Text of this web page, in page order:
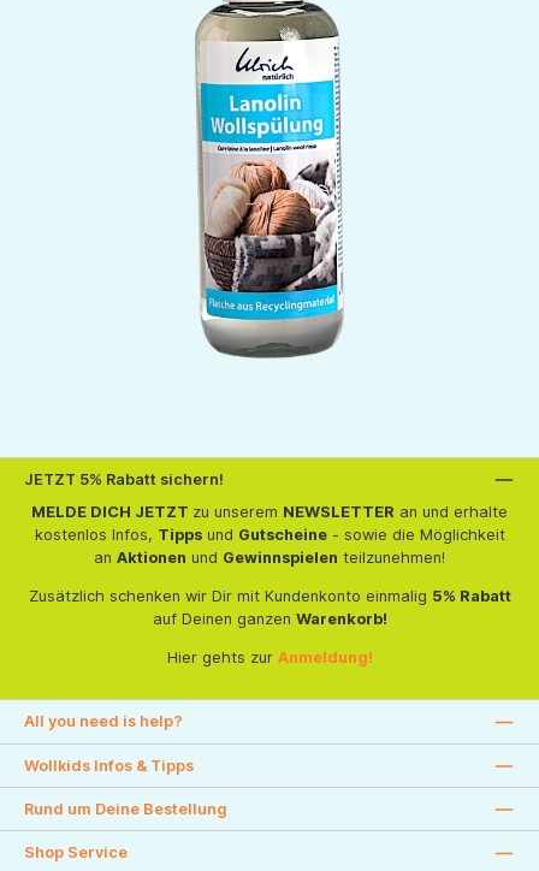
JETZT 5% Rabatt sichern!
MELDE DICH JETZT zu unserem NEWSLETTER an und erhalte
kostenlos Infos, Tippsund Gutscheine- sowie die Möglichkeit
an Aktionen und Gewinnspielen teilzunehmen!
Zusätzlich schenken wir Dir mit Kundenkonto einmalig 5% Rabatt
auf Deinen ganzen Warenkorb!
Hier gehts zur Anmeldung!
All you need is help?
Wollkids Infos & Tipps
Rund um Deine Bestellung
Shop Service